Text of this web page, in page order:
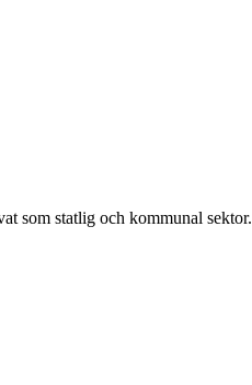
som statlig och kommunal sektor.